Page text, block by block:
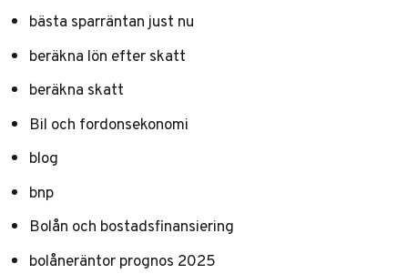
bästa sparräntan just nu
beräkna lön efter skatt
beräkna skatt
Bil och fordonsekonomi
blog
bnp
Bolån och bostadsfinansiering
bolåneräntor prognos 2025